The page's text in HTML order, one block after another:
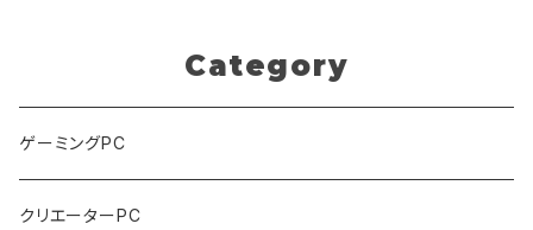
Category
ゲーミングPC
クリエーターPC